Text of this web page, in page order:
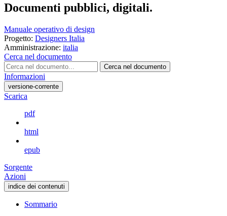
Documenti pubblici, digitali.
Manuale operativo di design
Progetto: Designers Italia
Amministrazione: italia
Cerca nel documento
Cerca nel documento
Informazioni
versione-corrente
Scarica
pdf
html
epub
Sorgente
Azioni
indice dei contenuti
Sommario